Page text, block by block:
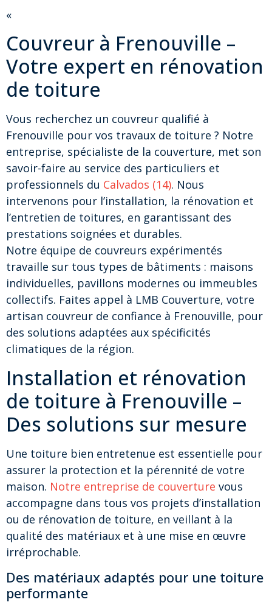
«
Couvreur à Frenouville –
Votre expert en rénovation
de toiture
Vous recherchez un couvreur qualifié à
Frenouville pour vos travaux de toiture ? Notre
entreprise, spécialiste de la couverture, met son
savoir-faire au service des particuliers et
professionnels du Calvados (14). Nous
intervenons pour l’installation, la rénovation et
l’entretien de toitures, en garantissant des
prestations soignées et durables.
Notre équipe de couvreurs expérimentés
travaille sur tous types de bâtiments : maisons
individuelles, pavillons modernes ou immeubles
collectifs. Faites appel à LMB Couverture, votre
artisan couvreur de confiance à Frenouville, pour
des solutions adaptées aux spécificités
climatiques de la région.
Installation et rénovation
de toiture à Frenouville –
Des solutions sur mesure
Une toiture bien entretenue est essentielle pour
assurer la protection et la pérennité de votre
maison. Notre entreprise de couverture vous
accompagne dans tous vos projets d’installation
ou de rénovation de toiture, en veillant à la
qualité des matériaux et à une mise en œuvre
irréprochable.
Des matériaux adaptés pour une toiture
performante